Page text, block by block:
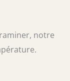
notre